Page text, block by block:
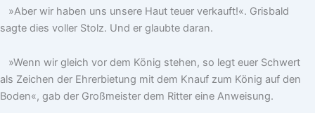
»Aber wir haben uns unsere Haut teuer verkauft!«. Grisbald
sagte dies voller Stolz. Und er glaubte daran.
»Wenn wir gleich vor dem König stehen, so legt euer Schwert
als Zeichen der Ehrerbietung mit dem Knauf zum König auf den
Boden«, gab der Großmeister dem Ritter eine Anweisung.